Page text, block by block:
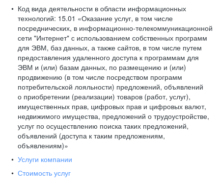
Код вида деятельности в области информационных
технологий: 15.01 «Оказание услуг, в том числе
посреднических, в информационно-телекоммуникационной
сети "Интернет" с использованием собственных программ
для ЭВМ, баз данных, а также сайтов, в том числе путем
предоставления удаленного доступа к программам для
ЭВМ и (или) базам данных, по размещению и (или)
продвижению (в том числе посредством программ
потребительской лояльности) предложений, объявлений
о приобретении (реализации) товаров (работ, услуг),
имущественных прав, цифровых прав и цифровых валют,
недвижимого имущества, предложений о трудоустройстве,
услуг по осуществлению поиска таких предложений,
объявлений (доступа к таким предложениям,
объявлениям)»
Услуги компании
Стоимость услуг